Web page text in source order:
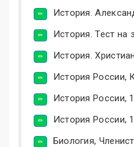
История.
История. Тест на
История.
История России,
История России,
История России,
Биология,